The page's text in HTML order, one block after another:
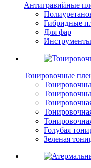
Антигравийные
Гибридные
Для фар
Тонировочные
Голубая
Зеленая